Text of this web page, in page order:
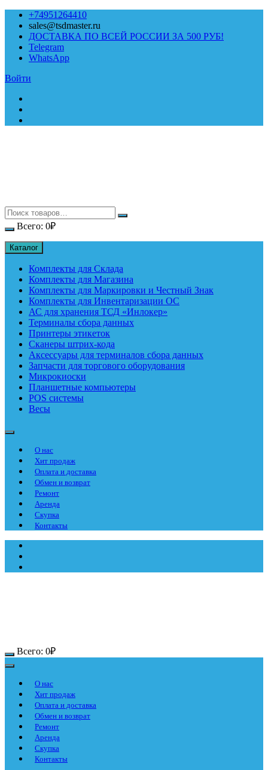
Перейти
содержимому
+74951264410
sales@tsdmaster.ru
ДОСТАВКА ПО ВСЕЙ РОССИИ ЗА 500 РУБ!
Telegram
WhatsApp
Войти
Всего: 0₽
Каталог
Комплекты для Склада
Комплекты для Магазина
Комплекты для Маркировки и Честный Знак
Комплекты для Инвентаризации ОС
АС для хранения ТСД «Инлокер»
Терминалы сбора данных
Принтеры этикеток
Сканеры штрих-кода
Аксессуары для терминалов сбора данных
Запчасти для торгового оборудования
Микрокиоски
Планшетные компьютеры
POS системы
Весы
О нас
Хит продаж
Оплата и доставка
Обмен и возврат
Ремонт
Аренда
Скупка
Контакты
Всего: 0₽
О нас
Хит продаж
Оплата и доставка
Обмен и возврат
Ремонт
Аренда
Скупка
Контакты